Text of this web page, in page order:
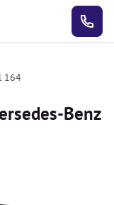
164
Benz